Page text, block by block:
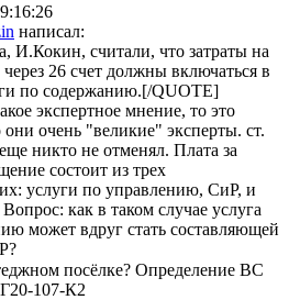
написал:
И.Кокин, считали, что затраты на
26 счет должны включаться в
по содержанию.[/QUOTE]
экспертное мнение, то это
они очень "великие" эксперты. ст.
никто не отменял. Плата за
состоит из трех
услуги по управлению, СиР, и
как в таком случае услуга
может вдруг стать составляющей
посёлке? Определение ВС
107-К2